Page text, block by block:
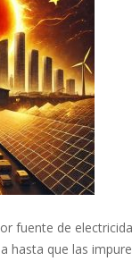
fuente de
que las